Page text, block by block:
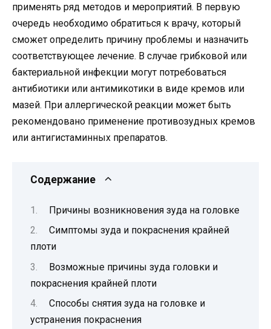
применять ряд методов и мероприятий. В первую
очередь необходимо обратиться к врачу, который
сможет определить причину проблемы и назначить
соответствующее лечение. В случае грибковой или
бактериальной инфекции могут потребоваться
антибиотики или антимикотики в виде кремов или
мазей. При аллергической реакции может быть
рекомендовано применение противозудных кремов
или антигистаминных препаратов.
Содержание
Причины возникновения зуда на головке
Симптомы зуда и покраснения крайней
плоти
Возможные причины зуда головки и
покраснения крайней плоти
Способы снятия зуда на головке и
устранения покраснения